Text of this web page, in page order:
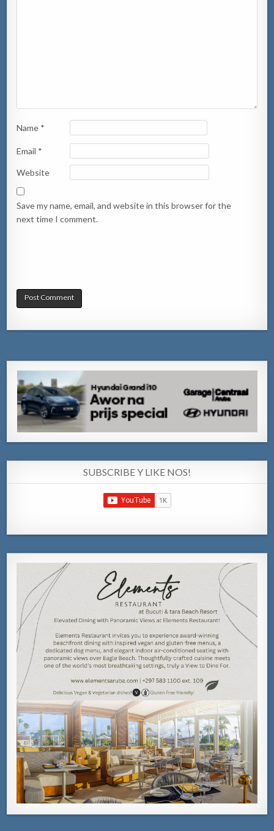
Name *
Email *
Website
Save my name, email, and website in this browser for the
next time I comment.
SUBSCRIBE Y LIKE NOS!